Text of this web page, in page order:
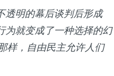
透明的幕后谈判后形成
为就变成了一种选择的幻
样，自由民主允许人们